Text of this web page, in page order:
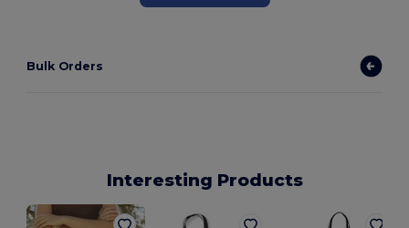
Bulk Orders
Interesting Products